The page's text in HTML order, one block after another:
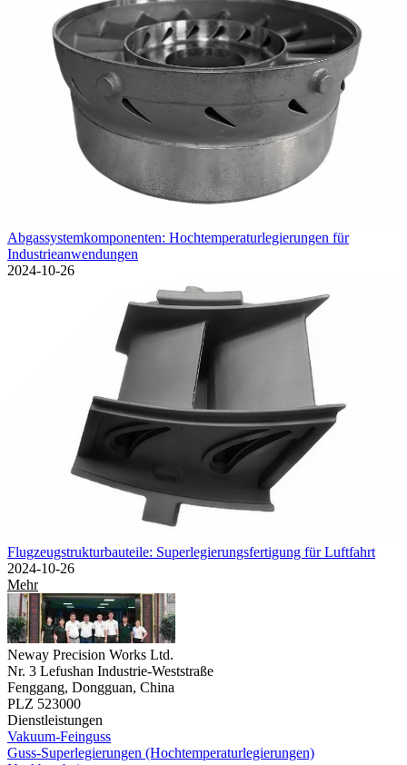
Abgassystemkomponenten: Hochtemperaturlegierungen für
Industrieanwendungen
2024-10-26
Flugzeugstrukturbauteile: Superlegierungsfertigung für Luftfahrt
2024-10-26
Mehr
Neway Precision Works Ltd.
Nr. 3 Lefushan Industrie-Weststraße
Fenggang, Dongguan, China
PLZ 523000
Dienstleistungen
Vakuum-Feinguss
Guss-Superlegierungen (Hochtemperaturlegierungen)